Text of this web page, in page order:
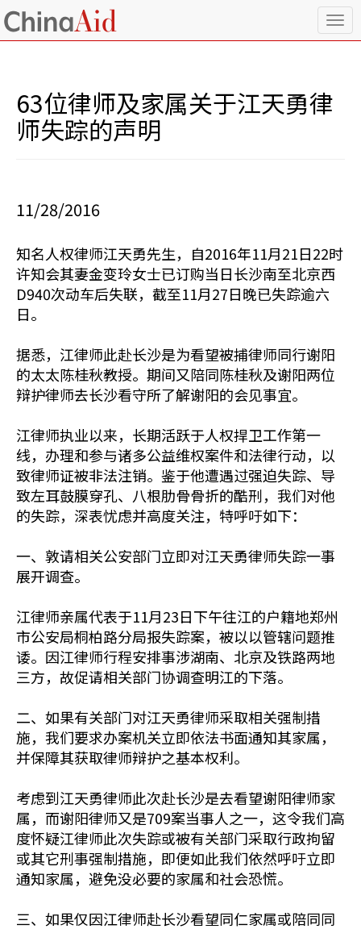
T
o
o
n
63位律师及家属关于江天勇律
师失踪的声明
11/28/2016
知名人权律师江天勇先生，自2016年11月21日22时
许知会其妻金变玲女士已订购当日长沙南至北京西
D940次动车后失联，截至11月27日晚已失踪逾六
日。
据悉，江律师此赴长沙是为看望被捕律师同行谢阳
的太太陈桂秋教授。期间又陪同陈桂秋及谢阳两位
辩护律师去长沙看守所了解谢阳的会见事宜。
江律师执业以来，长期活跃于人权捍卫工作第一
线，办理和参与诸多公益维权案件和法律行动，以
致律师证被非法注销。鉴于他遭遇过强迫失踪、导
致左耳鼓膜穿孔、八根肋骨骨折的酷刑，我们对他
的失踪，深表忧虑并高度关注，特呼吁如下：
一、敦请相关公安部门立即对江天勇律师失踪一事
展开调查。
江律师亲属代表于11月23日下午往江的户籍地郑州
市公安局桐柏路分局报失踪案，被以以管辖问题推
诿。因江律师行程安排事涉湖南、北京及铁路两地
三方，故促请相关部门协调查明江的下落。
二、如果有关部门对江天勇律师采取相关强制措
施，我们要求办案机关立即依法书面通知其家属，
并保障其获取律师辩护之基本权利。
考虑到江天勇律师此次赴长沙是去看望谢阳律师家
属，而谢阳律师又是709案当事人之一，这令我们高
度怀疑江律师此次失踪或被有关部门采取行政拘留
或其它刑事强制措施，即便如此我们依然呼吁立即
通知家属，避免没必要的家属和社会恐慌。
三、如果仅因江律师赴长沙看望同仁家属或陪同同